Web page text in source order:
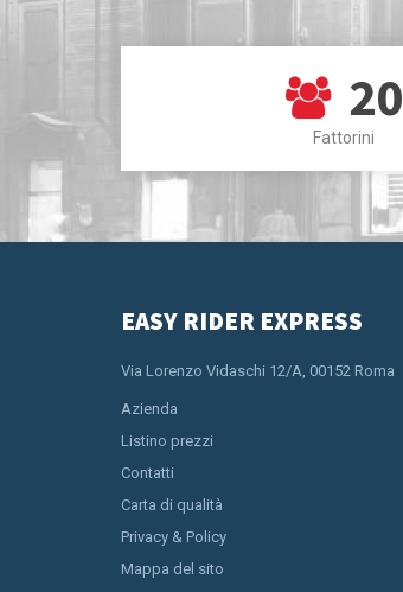
20
Fattorini
EASY RIDER EXPRESS
Via Lorenzo Vidaschi 12/A, 00152 Roma
Azienda
Listino prezzi
Contatti
Carta di qualità
Privacy & Policy
Mappa del sito